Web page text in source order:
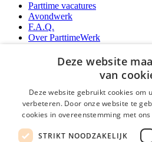
Parttime vacatures
Avondwerk
F.A.Q.
Over ParttimeWerk
YoungCapital Android App
Parttime personeel
Vacature aanmelden
Partners
Deze website
van
Deze website gebruikt cookies om
verbeteren. Door onze website te
cookies in overeenstemming met
STRIKT NOODZAKELIJK